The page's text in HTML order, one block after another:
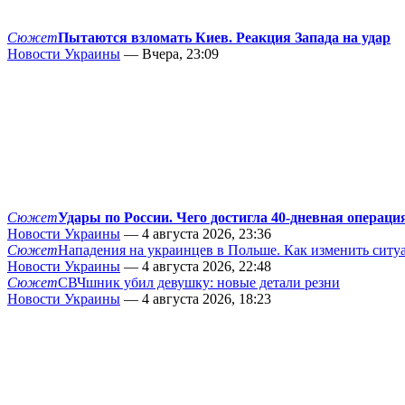
СюжетПытаются взломать Киев. Реакция Запада на удар
Новости Украины — Вчера, 23:09
СюжетУдары по России. Чего достигла 40-дневная
Новости Украины — 4 августа 2026, 23:36
СюжетНападения на украинцев в Польше. Как изменить
Новости Украины — 4 августа 2026, 22:48
СюжетСВЧшник убил девушку: новые детали резни
Новости Украины — 4 августа 2026, 18:23